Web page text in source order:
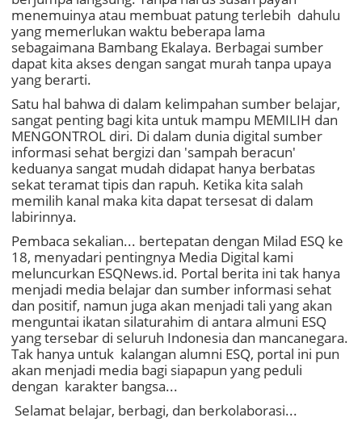
menemuinya atau membuat patung terlebih dahulu
yang memerlukan waktu beberapa lama
sebagaimana Bambang Ekalaya. Berbagai sumber
dapat kita akses dengan sangat murah tanpa upaya
yang berarti.
Satu hal bahwa di dalam kelimpahan sumber belajar,
sangat penting bagi kita untuk mampu MEMILIH dan
MENGONTROL diri. Di dalam dunia digital sumber
informasi sehat bergizi dan 'sampah beracun'
keduanya sangat mudah didapat hanya berbatas
sekat teramat tipis dan rapuh. Ketika kita salah
memilih kanal maka kita dapat tersesat di dalam
labirinnya.
Pembaca sekalian... bertepatan dengan Milad ESQ ke
18, menyadari pentingnya Media Digital kami
meluncurkan ESQNews.id. Portal berita ini tak hanya
menjadi media belajar dan sumber informasi sehat
dan positif, namun juga akan menjadi tali yang akan
menguntai ikatan silaturahim di antara almuni ESQ
yang tersebar di seluruh Indonesia dan mancanegara.
Tak hanya untuk kalangan alumni ESQ, portal ini pun
akan menjadi media bagi siapapun yang peduli
dengan karakter bangsa...
Selamat belajar, berbagi, dan berkolaborasi...